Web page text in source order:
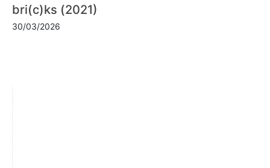
bri(c)ks (2021)
30/03/2026